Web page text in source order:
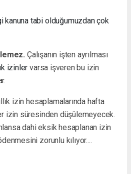
kanuna tabi olduğumuzdan çok
Çalışanın işten ayrılması
izinler varsa işveren bu izin
izin hesaplamalarında hafta
izin süresinden düşülemeyecek.
dahi eksik hesaplanan izin
zorunlu kılıyor....